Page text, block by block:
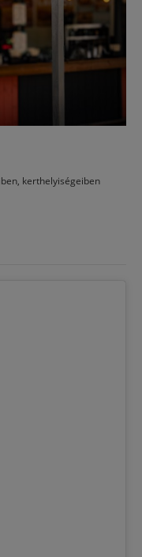
kerthelyiségeiben